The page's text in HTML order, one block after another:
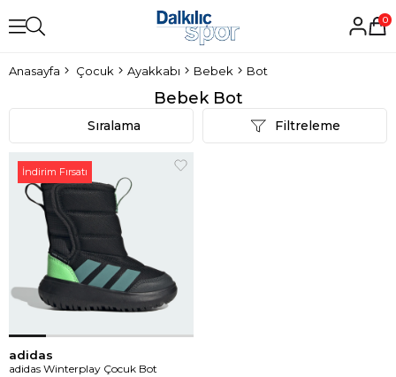
0
Anasayfa Çocuk Ayakkabı Bebek Bot
Bebek Bot
Filtreleme
Sıralama
adidas
adidas Winterplay Çocuk Bot
İndirim Fırsatı